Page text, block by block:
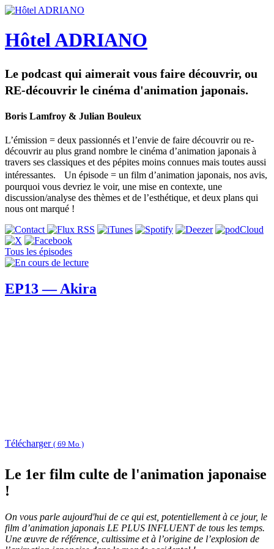
Hôtel ADRIANO
Le podcast qui aimerait vous faire découvrir, ou
RE-découvrir le cinéma d'animation japonais.
Boris Lamfroy & Julian Bouleux
L’émission = deux passionnés et l’envie de faire découvrir ou re-
découvrir au plus grand nombre le cinéma d’animation japonais à
travers ses classiques et des pépites moins connues mais toutes aussi
intéressantes. Un épisode = un film d’animation japonais, nos avis,
pourquoi vous devriez le voir, une mise en contexte, une
discussion/analyse des thèmes et de l’esthétique, et deux plans qui
nous ont marqué !
Tous les épisodes
EP13 — Akira
Télécharger ( 69 Mo )
Le 1er film culte de l'animation japonaise
!
On vous parle aujourd'hui de ce qui est, potentiellement à ce jour, le
film d’animation japonais LE PLUS INFLUENT de tous les temps.
Une œuvre de référence, cultissime et à l’origine de l’explosion de